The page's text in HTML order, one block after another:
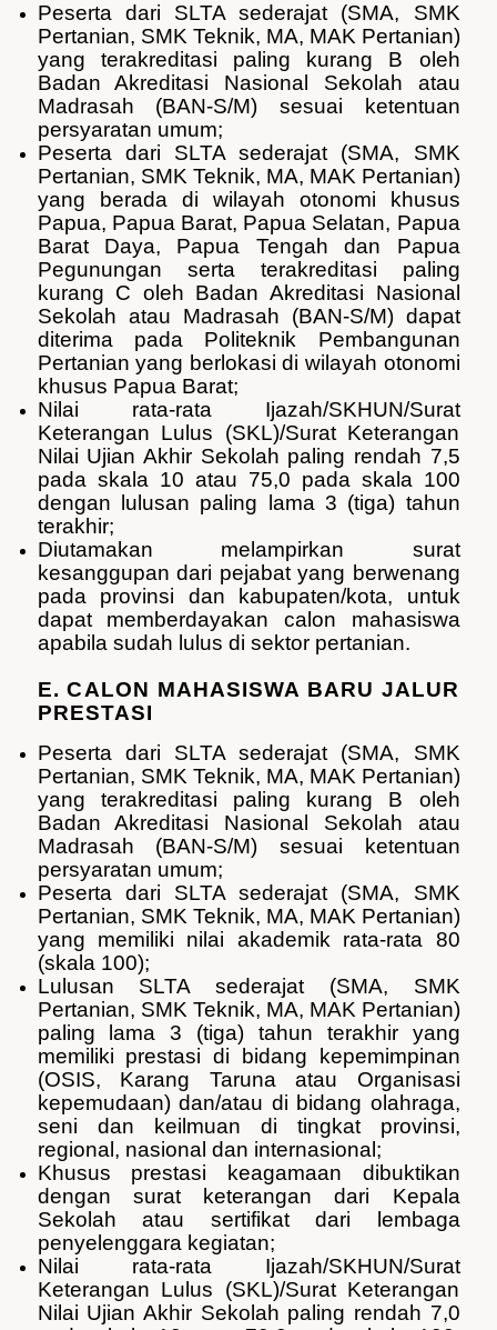
Peserta dari SLTA sederajat (SMA, SMK
Pertanian, SMK Teknik, MA, MAK Pertanian)
yang terakreditasi paling kurang B oleh
Badan Akreditasi Nasional Sekolah atau
Madrasah (BAN-S/M) sesuai ketentuan
persyaratan umum;
Peserta dari SLTA sederajat (SMA, SMK
Pertanian, SMK Teknik, MA, MAK Pertanian)
yang berada di wilayah otonomi khusus
Papua, Papua Barat, Papua Selatan, Papua
Barat Daya, Papua Tengah dan Papua
Pegunungan serta terakreditasi paling
kurang C oleh Badan Akreditasi Nasional
Sekolah atau Madrasah (BAN-S/M) dapat
diterima pada Politeknik Pembangunan
Pertanian yang berlokasi di wilayah otonomi
khusus Papua Barat;
Nilai rata-rata Ijazah/SKHUN/Surat
Keterangan Lulus (SKL)/Surat Keterangan
Nilai Ujian Akhir Sekolah paling rendah 7,5
pada skala 10 atau 75,0 pada skala 100
dengan lulusan paling lama 3 (tiga) tahun
terakhir;
Diutamakan melampirkan surat
kesanggupan dari pejabat yang berwenang
pada provinsi dan kabupaten/kota, untuk
dapat memberdayakan calon mahasiswa
apabila sudah lulus di sektor pertanian.
E. CALON MAHASISWA BARU JALUR
PRESTASI
Peserta dari SLTA sederajat (SMA, SMK
Pertanian, SMK Teknik, MA, MAK Pertanian)
yang terakreditasi paling kurang B oleh
Badan Akreditasi Nasional Sekolah atau
Madrasah (BAN-S/M) sesuai ketentuan
persyaratan umum;
Peserta dari SLTA sederajat (SMA, SMK
Pertanian, SMK Teknik, MA, MAK Pertanian)
yang memiliki nilai akademik rata-rata 80
(skala 100);
Lulusan SLTA sederajat (SMA, SMK
Pertanian, SMK Teknik, MA, MAK Pertanian)
paling lama 3 (tiga) tahun terakhir yang
memiliki prestasi di bidang kepemimpinan
(OSIS, Karang Taruna atau Organisasi
kepemudaan) dan/atau di bidang olahraga,
seni dan keilmuan di tingkat provinsi,
regional, nasional dan internasional;
Khusus prestasi keagamaan dibuktikan
dengan surat keterangan dari Kepala
Sekolah atau sertifikat dari lembaga
penyelenggara kegiatan;
Nilai rata-rata Ijazah/SKHUN/Surat
Keterangan Lulus (SKL)/Surat Keterangan
Nilai Ujian Akhir Sekolah paling rendah 7,0